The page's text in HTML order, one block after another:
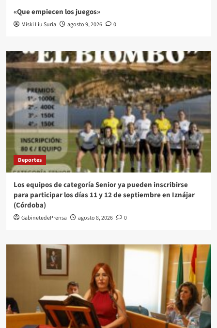
«Que empiecen los juegos»
Miski Liu Suria agosto 9, 2026 0
Deportes
Los equipos de categoría Senior ya pueden inscribirse
para participar los días 11 y 12 de septiembre en Iznájar
(Córdoba)
GabinetedePrensa agosto 8, 2026 0